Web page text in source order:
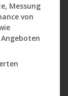
Messung
von